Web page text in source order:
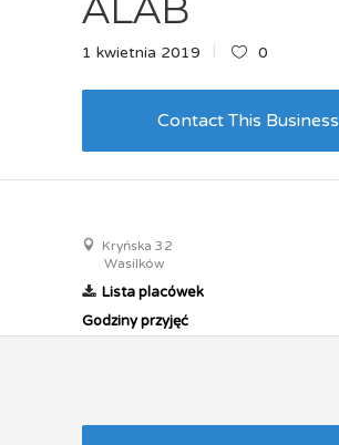
1 kwietnia 2019 0
Contact This Business
Kryńska 32
Wasilków
Lista placówek
Godziny przyjęć